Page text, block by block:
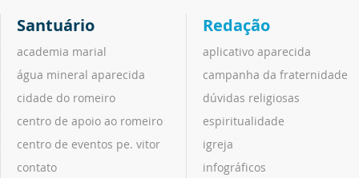
Santuário
academia marial
água mineral aparecida
cidade do romeiro
centro de apoio ao romeiro
centro de eventos pe. vitor
contato
Redação
aplicativo aparecida
campanha da fraternidade
dúvidas religiosas
espiritualidade
igreja
infográficos